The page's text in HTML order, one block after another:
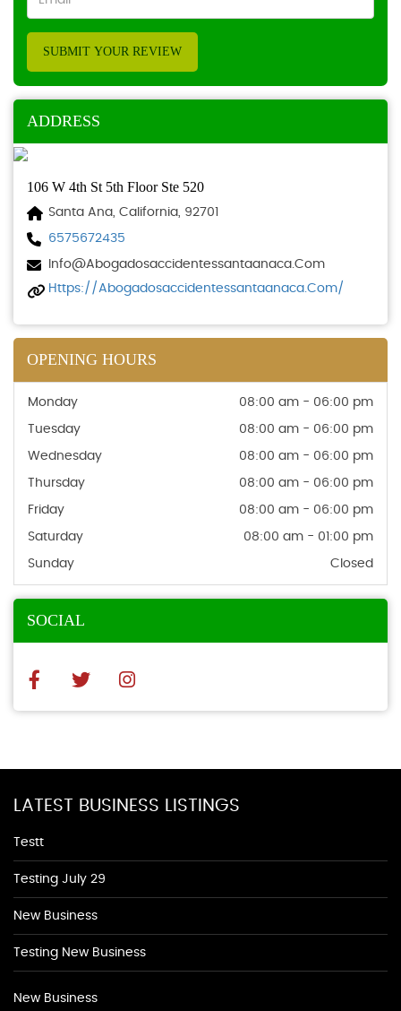
SUBMIT YOUR REVIEW
ADDRESS
106 W 4th St 5th Floor Ste 520
Santa Ana, California, 92701
6575672435
Info@abogadosaccidentessantaanaca.com
Https://abogadosaccidentessantaanaca.com/
OPENING HOURS
Monday 08:00 am - 06:00 pm
Tuesday 08:00 am - 06:00 pm
Wednesday 08:00 am - 06:00 pm
Thursday 08:00 am - 06:00 pm
Friday 08:00 am - 06:00 pm
Saturday 08:00 am - 01:00 pm
Sunday Closed
SOCIAL
LATEST BUSINESS LISTINGS
Testt
Testing July 29
New Business
Testing New Business
New Business